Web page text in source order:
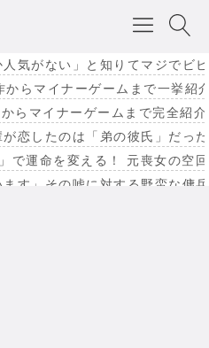
人気がない」と知りてマジで
らマイナーゲームまで一挙紹
らマイナーゲームまで完全紹
が恋したのは「弟の彼氏」だっ
で運命を変える！ 元喪女の空
ます」その嘘に対する野蛮な